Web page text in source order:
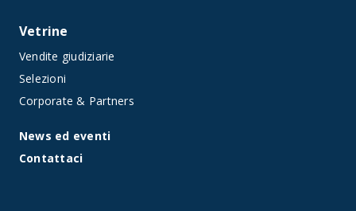
Vetrine
Vendite giudiziarie
Selezioni
Corporate & Partners
News ed eventi
Contattaci